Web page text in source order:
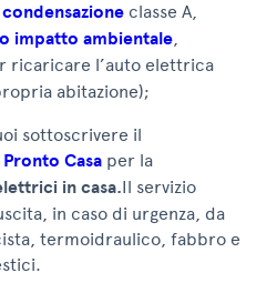
classe A,
impatto ambientale,
ricaricare l’auto elettrica
abitazione);
sottoscrivere il
Casa per la
in casa.Il servizio
in caso di urgenza, da
termoidraulico, fabbro e